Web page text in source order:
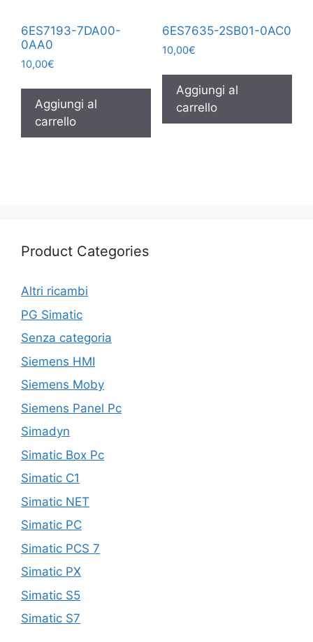
6ES7193-7DA00-
0AA0
10,00€
Aggiungi al
carrello
6ES7635-2SB01-0AC0
10,00€
Aggiungi al
carrello
Product Categories
Altri ricambi
PG Simatic
Senza categoria
Siemens HMI
Siemens Moby
Siemens Panel Pc
Simadyn
Simatic Box Pc
Simatic C1
Simatic NET
Simatic PC
Simatic PCS 7
Simatic PX
Simatic S5
Simatic S7